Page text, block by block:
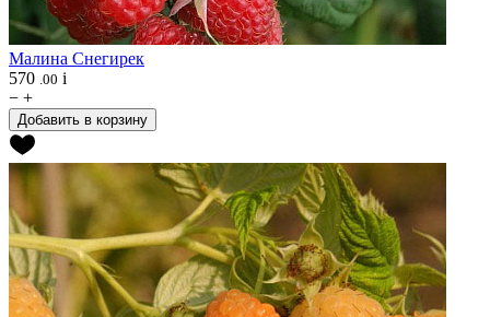
Малина Снегирек
570 .00 i
− +
Добавить в корзину